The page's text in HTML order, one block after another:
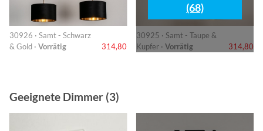
30926 · Samt - Schwarz
& Gold · Vorrätig 314,80
30925 · Samt - Taupe &
Kupfer · Vorrätig 314,80
(68)
Geeignete Dimmer (3)